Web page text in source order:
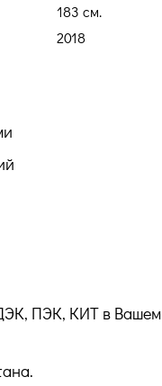
183 cм.
2018
ПЭК, КИТ в Вашем